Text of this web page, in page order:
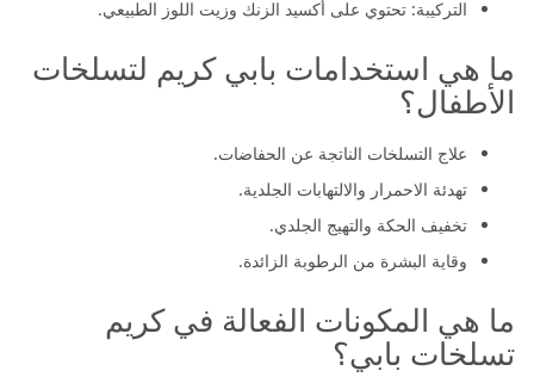
التركيبة: تحتوي على أكسيد الزنك وزيت اللوز الطبيعي.
ما هي استخدامات بابي كريم لتسلخات
الأطفال؟
علاج التسلخات الناتجة عن الحفاضات.
تهدئة الاحمرار والالتهابات الجلدية.
تخفيف الحكة والتهيج الجلدي.
وقاية البشرة من الرطوبة الزائدة.
ما هي المكونات الفعالة في كريم
تسلخات بابي؟